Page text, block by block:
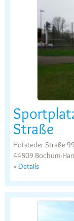
Straße
Hofsteder Straße 99
44809 Bochum-
» Details